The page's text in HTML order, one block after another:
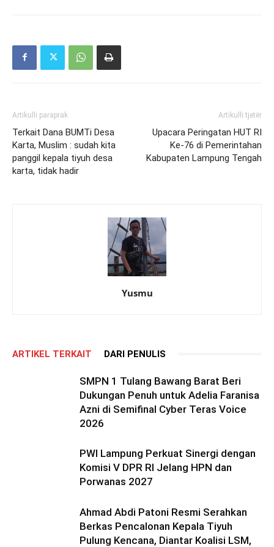
Artikulli paraprak
Terkait Dana BUMTi Desa
Karta, Muslim : sudah kita
panggil kepala tiyuh desa
karta, tidak hadir
Artikulli tjetër
Upacara Peringatan HUT RI
Ke-76 di Pemerintahan
Kabupaten Lampung Tengah
Yusmu
ARTIKEL TERKAIT DARI PENULIS
SMPN 1 Tulang Bawang Barat Beri
Dukungan Penuh untuk Adelia Faranisa
Azni di Semifinal Cyber Teras Voice
2026
PWI Lampung Perkuat Sinergi dengan
Komisi V DPR RI Jelang HPN dan
Porwanas 2027
Ahmad Abdi Patoni Resmi Serahkan
Berkas Pencalonan Kepala Tiyuh
Pulung Kencana, Diantar Koalisi LSM,